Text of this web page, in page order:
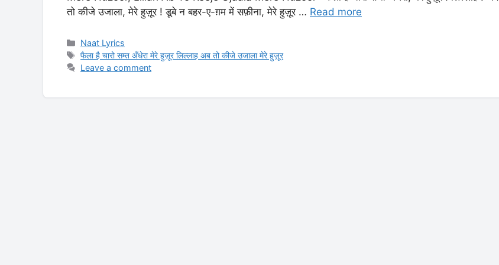
तो कीजे उजाला, मेरे हुज़ूर ! डूबे न बहर-ए-ग़म में सफ़ीना, मेरे हुज़ूर … Read more
Categories
Naat Lyrics
Tags
फैला है चारो सम्त अँधेरा मेरे हुज़ूर लिल्लाह अब तो कीजे उजाला मेरे हुज़ूर
Leave a comment